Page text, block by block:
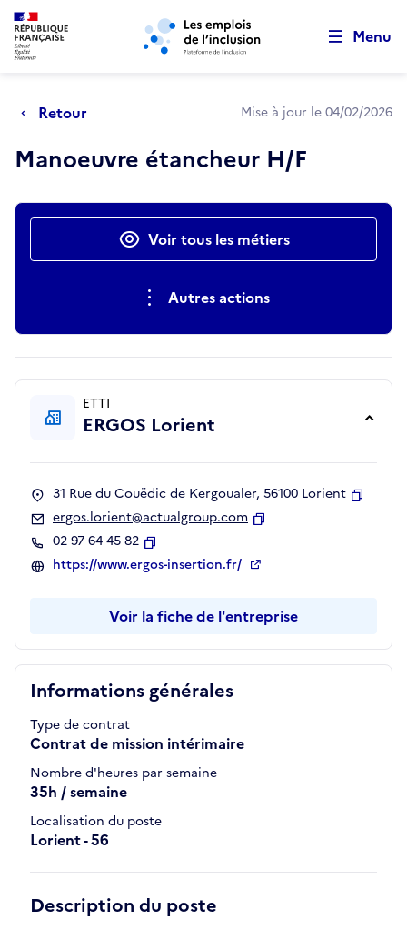
Aller au menu principal Aller au contenu principal
Menu
Retour Mise à jour le 04/02/2026
Manoeuvre étancheur H/F
Actions rapidesVoir tous les métiers
Autres actions
Informations générales
Type de contrat
Contrat de mission intérimaire
Nombre d'heures par semaine
35h / semaine
Localisation du poste
Lorient - 56
Description du poste
ETTI
ERGOS Lorient
31 Rue du Couëdic de Kergoualer, 56100 Lorient
ergos.lorient@actualgroup.com
02 97 64 45 82
Copier
https://www.ergos-insertion.fr/
Voir la fiche de l'entreprise
Retour au début de la page
Panneau de gestion des cookies